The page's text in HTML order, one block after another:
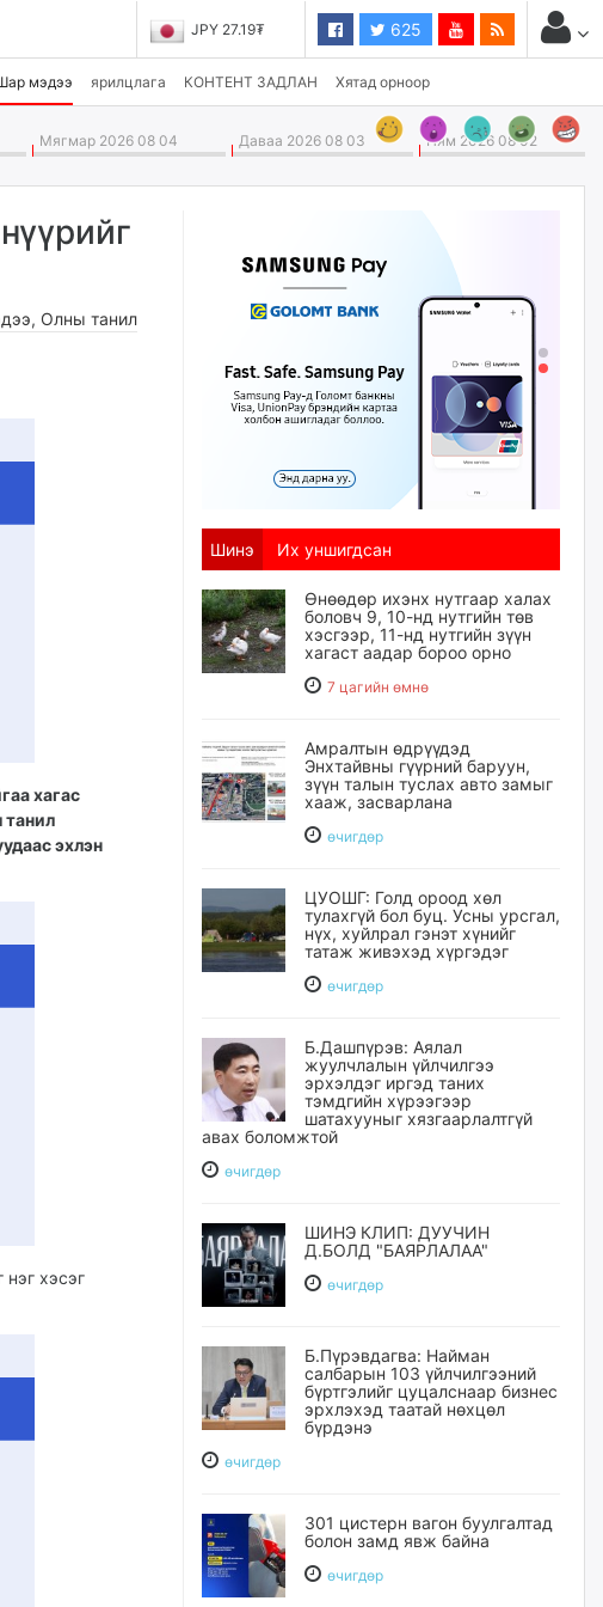
JPY 27.19₮ 625
мэдээ ярилцлага КОНТЕНТ ЗАДЛАН Хятад орноор
Мягмар 2026 08 04 Даваа 2026 08 03 Ням 2026 08 02
, Олны танил
хагас
танил
эхлэн
хэсэг
Шинэ Их уншигдсан
Өнөөдөр ихэнх нутгаар халах
боловч 9, 10-нд нутгийн төв
хэсгээр, 11-нд нутгийн зүүн
хагаст аадар бороо орно
7 цагийн өмнө
Амралтын өдрүүдэд
Энхтайвны гүүрний баруун,
зүүн талын туслах авто замыг
хааж, засварлана
өчигдѳр
ЦУОШГ: Голд ороод хөл
тулахгүй бол буц. Усны урсгал,
нүх, хуйлрал гэнэт хүнийг
татаж живэхэд хүргэдэг
өчигдѳр
Б.Дашпүрэв: Аялал
жуулчлалын үйлчилгээ
эрхэлдэг иргэд таних
тэмдгийн хүрээгээр
шатахууныг хязгаарлалтгүй
авах боломжтой
өчигдѳр
ШИНЭ КЛИП: ДУУЧИН
Д.БОЛД "БАЯРЛАЛАА"
өчигдѳр
Б.Пүрэвдагва: Найман
салбарын 103 үйлчилгээний
бүртгэлийг цуцалснаар бизнес
эрхлэхэд таатай нөхцөл
бүрдэнэ
өчигдѳр
301 цистерн вагон буулгалтад
болон замд явж байна
өчигдѳр